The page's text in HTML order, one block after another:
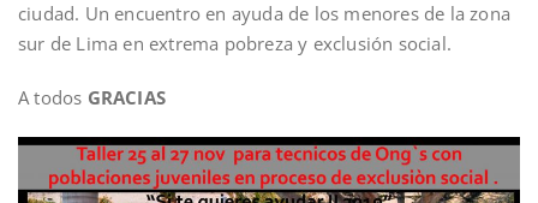
ciudad. Un encuentro en ayuda de los menores de la zona
sur de Lima en extrema pobreza y exclusión social.
A todos GRACIAS